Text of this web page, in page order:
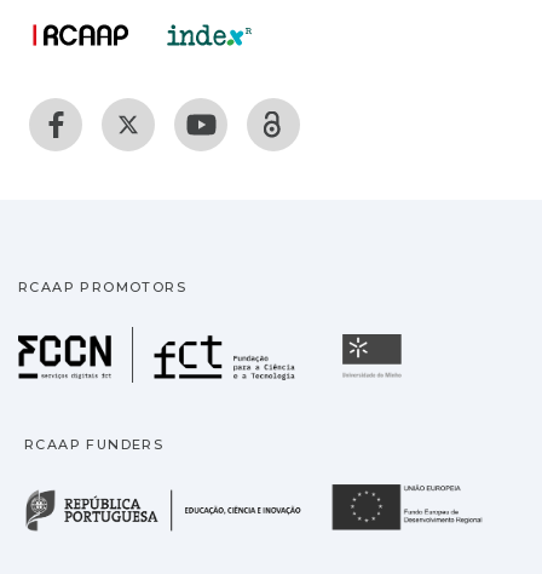
RCAAP PROMOTORS
Fundação para a
RCAAP FUNDERS
República Portuguesa